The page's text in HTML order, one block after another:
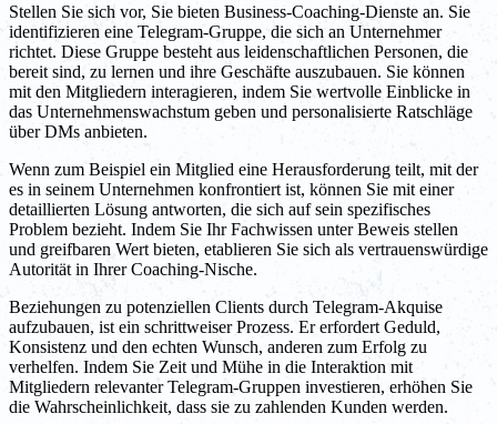
Stellen Sie sich vor, Sie bieten Business-Coaching-Dienste an. Sie
identifizieren eine Telegram-Gruppe, die sich an Unternehmer
richtet. Diese Gruppe besteht aus leidenschaftlichen Personen, die
bereit sind, zu lernen und ihre Geschäfte auszubauen. Sie können
mit den Mitgliedern interagieren, indem Sie wertvolle Einblicke in
das Unternehmenswachstum geben und personalisierte Ratschläge
über DMs anbieten.
Wenn zum Beispiel ein Mitglied eine Herausforderung teilt, mit der
es in seinem Unternehmen konfrontiert ist, können Sie mit einer
detaillierten Lösung antworten, die sich auf sein spezifisches
Problem bezieht. Indem Sie Ihr Fachwissen unter Beweis stellen
und greifbaren Wert bieten, etablieren Sie sich als vertrauenswürdige
Autorität in Ihrer Coaching-Nische.
Beziehungen zu potenziellen Clients durch Telegram-Akquise
aufzubauen, ist ein schrittweiser Prozess. Er erfordert Geduld,
Konsistenz und den echten Wunsch, anderen zum Erfolg zu
verhelfen. Indem Sie Zeit und Mühe in die Interaktion mit
Mitgliedern relevanter Telegram-Gruppen investieren, erhöhen Sie
die Wahrscheinlichkeit, dass sie zu zahlenden Kunden werden.